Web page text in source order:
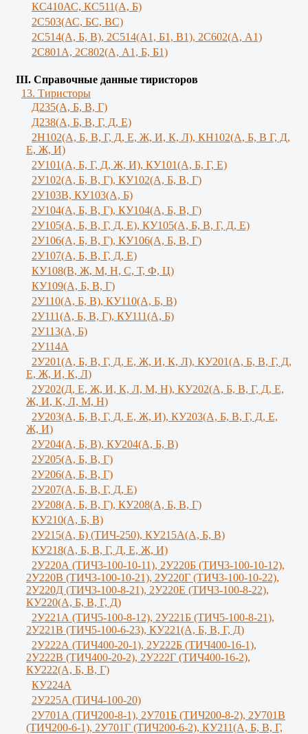
КС410АС, КС511(А, Б)
2С503(АС, БС, ВС)
2С514(А, Б, В), 2С514(А1, Б1, В1), 2С602(А, А1)
2С801А, 2С802(А, А1, Б, Б1)
III. Справочные данные тиристоров
13. Тиристоры
Д235(А, Б, В, Г)
Д238(А, Б, В, Г, Д, Е)
2Н102(А, Б, В, Г, Д, Е, Ж, И, К, Л), КН102(А, Б, В Г, Д,
Е, Ж, И)
2У101(А, Б, Г, Д, Ж, И), КУ101(А, Б, Г, Е)
2У102(А, Б, В, Г), КУ102(А, Б, В, Г)
2У103В, КУ103(А, Б)
2У104(А, Б, В, Г), КУ104(А, Б, В, Г)
2У105(А, Б, В, Г, Д, Е), КУ105(А, Б, В, Г, Д, Е)
2У106(А, Б, В, Г), КУ106(А, Б, В, Г)
2У107(А, Б, В, Г, Д, Е)
КУ108(В, Ж, М, Н, С, Т, Ф, Ц)
КУ109(А, Б, В, Г)
2У110(А, Б, В), КУ110(А, Б, В)
2У111(А, Б, В, Г), КУ111(А, Б)
2У113(А, Б)
2У114А
2У201(А, Б, В, Г, Д, Е, Ж, И, К, Л), КУ201(А, Б, В, Г, Д,
Е, Ж, И, К, Л)
2У202(Д, Е, Ж, И, К, Л, М, Н), КУ202(А, Б, В, Г, Д, Е,
Ж, И, К, Л, М, Н)
2У203(А, Б, В, Г, Д, Е, Ж, И), КУ203(А, Б, В, Г, Д, Е,
Ж, И)
2У204(А, Б, В), КУ204(А, Б, В)
2У205(А, Б, В, Г)
2У206(А, Б, В, Г)
2У207(А, Б, В, Г, Д, Е)
2У208(А, Б, В, Г), КУ208(А, Б, В, Г)
КУ210(А, Б, В)
2У215(А, Б) (ТИЧ-250), КУ215А(А, Б, В)
КУ218(А, Б, В, Г, Д, Е, Ж, И)
2У220А (ТИЧ3-100-10-11), 2У220Б (ТИЧ3-100-10-12),
2У220В (ТИЧ3-100-10-21), 2У220Г (ТИЧ3-100-10-22),
2У220Д (ТИЧ3-100-8-21), 2У220Е (ТИЧ3-100-8-22),
КУ220(А, Б, В, Г, Д)
2У221А (ТИЧ5-100-8-12), 2У221Б (ТИЧ5-100-8-21),
2У221В (ТИЧ5-100-6-23), КУ221(А, Б, В, Г, Д)
2У222А (ТИЧ400-20-1), 2У222Б (ТИЧ400-16-1),
2У222В (ТИЧ400-20-2), 2У222Г (ТИЧ400-16-2),
КУ222(А, Б, В, Г)
КУ224А
2У225А (ТИЧ4-100-20)
2У701А (ТИЧ200-8-1), 2У701Б (ТИЧ200-8-2), 2У701В
(ТИЧ200-6-1), 2У701Г (ТИЧ200-6-2), КУ211(А, Б, В, Г,